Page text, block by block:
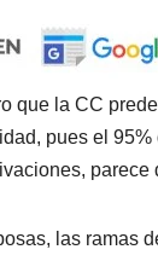
que la CC
pues el
las ramas